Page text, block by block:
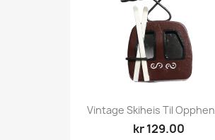
Vintage Skiheis Til
kr 129.00